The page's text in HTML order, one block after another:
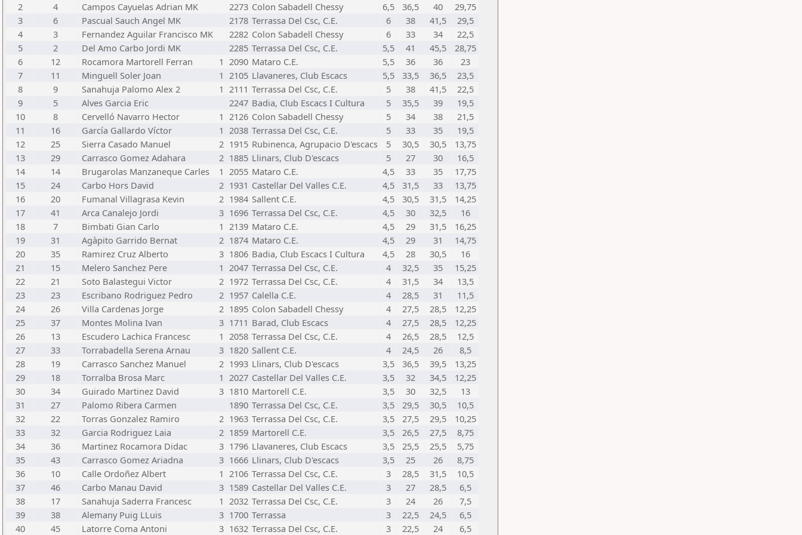
2
4 Campos Cayuelas Adrian MK 2273 Colon Sabadell Chessy 6,5 36,5 40
29,75
3
6 Pascual Sauch Angel MK 2178 Terrassa Del Csc, C.E. 6 38 41,5
29,5
4
3 Fernandez Aguilar Francisco MK 2282 Colon Sabadell Chessy 6 33 34
22,5
5
2 Del Amo Carbo Jordi MK 2285 Terrassa Del Csc, C.E. 5,5 41 45,5
28,75
6
12 Rocamora Martorell Ferran 1 2090 Mataro C.E. 5,5 36 36
23
7
11 Minguell Soler Joan 1 2105 Llavaneres, Club Escacs 5,5 33,5 36,5
23,5
8
9 Sanahuja Palomo Alex 2 1 2111 Terrassa Del Csc, C.E. 5 38 41,5
22,5
9
5 Alves Garcia Eric 2247 Badia, Club Escacs I Cultura 5 35,5 39
19,5
10
8 Cervelló Navarro Hector 1 2126 Colon Sabadell Chessy 5 34 38
21,5
11
16 García Gallardo Víctor 1 2038 Terrassa Del Csc, C.E. 5 33 35
19,5
12
25 Sierra Casado Manuel 2 1915 Rubinenca, Agrupacio D'escacs 5 30,5 30,5
13,75
13
29 Carrasco Gomez Adahara 2 1885 Llinars, Club D'escacs 5 27 30
16,5
14
14 Brugarolas Manzaneque Carles 1 2055 Mataro C.E. 4,5 33 35
17,75
15
24 Carbo Hors David 2 1931 Castellar Del Valles C.E. 4,5 31,5 33
13,75
16
20 Fumanal Villagrasa Kevin 2 1984 Sallent C.E. 4,5 30,5 31,5
14,25
17
41 Arca Canalejo Jordi 3 1696 Terrassa Del Csc, C.E. 4,5 30 32,5
16
18
7 Bimbati Gian Carlo 1 2139 Mataro C.E. 4,5 29 31,5
16,25
19
31 Agàpito Garrido Bernat 2 1874 Mataro C.E. 4,5 29 31
14,75
20
35 Ramirez Cruz Alberto 3 1806 Badia, Club Escacs I Cultura 4,5 28 30,5
16
21
15 Melero Sanchez Pere 1 2047 Terrassa Del Csc, C.E. 4 32,5 35
15,25
22
21 Soto Balastegui Victor 2 1972 Terrassa Del Csc, C.E. 4 31,5 34
13,5
23
23 Escribano Rodriguez Pedro 2 1957 Calella C.E. 4 28,5 31
11,5
24
26 Villa Cardenas Jorge 2 1895 Colon Sabadell Chessy 4 27,5 28,5
12,25
25
37 Montes Molina Ivan 3 1711 Barad, Club Escacs 4 27,5 28,5
12,25
26
13 Escudero Lachica Francesc 1 2058 Terrassa Del Csc, C.E. 4 26,5 28,5
12,5
27
33 Torrabadella Serena Arnau 3 1820 Sallent C.E. 4 24,5 26
8,5
28
19 Carrasco Sanchez Manuel 2 1993 Llinars, Club D'escacs 3,5 36,5 39,5
13,25
29
18 Torralba Brosa Marc 1 2027 Castellar Del Valles C.E. 3,5 32 34,5
12,25
30
34 Guirado Martinez David 3 1810 Martorell C.E. 3,5 30 32,5
13
31
27 Palomo Ribera Carmen 1890 Terrassa Del Csc, C.E. 3,5 29,5 30,5
10,5
32
22 Torras Gonzalez Ramiro 2 1963 Terrassa Del Csc, C.E. 3,5 27,5 29,5
10,25
33
32 Garcia Rodriguez Laia 2 1859 Martorell C.E. 3,5 26,5 27,5
8,75
34
36 Martinez Rocamora Didac 3 1796 Llavaneres, Club Escacs 3,5 25,5 25,5
5,75
35
43 Carrasco Gomez Ariadna 3 1666 Llinars, Club D'escacs 3,5 25 26
8,75
36
10 Calle Ordoñez Albert 1 2106 Terrassa Del Csc, C.E. 3 28,5 31,5
10,5
37
46 Carbo Manau David 3 1589 Castellar Del Valles C.E. 3 27 28,5
6,5
38
17 Sanahuja Saderra Francesc 1 2032 Terrassa Del Csc, C.E. 3 24 26
7,5
39
38 Alemany Puig LLuis 3 1700 Terrassa 3 22,5 24,5
6,5
40
45 Latorre Coma Antoni 3 1632 Terrassa Del Csc, C.E. 3 22,5 24 6,5